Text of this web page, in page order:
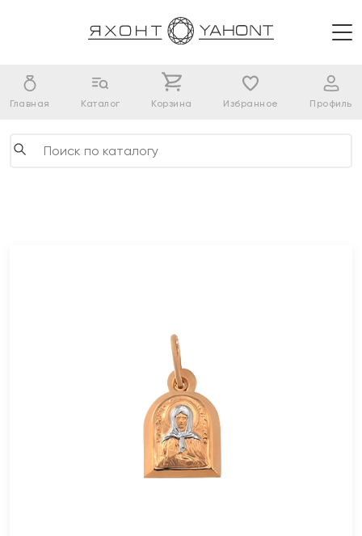
Главная Каталог Корзина Избранное Профиль